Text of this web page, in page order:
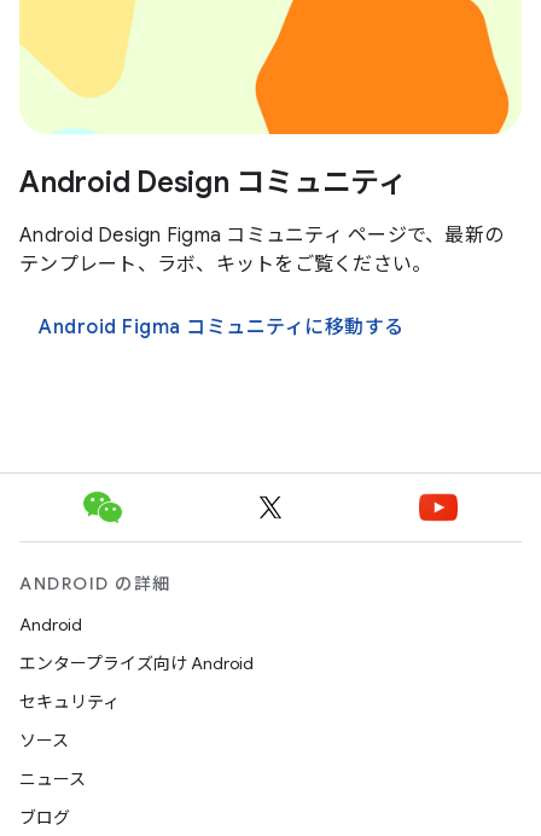
Android Design コミュニティ
Android Design Figma コミュニティ ページで、最新の
テンプレート、ラボ、キットをご覧ください。
Android Figma コミュニティに移動する
ANDROID の詳細
Android
エンタープライズ向け Android
セキュリティ
ソース
ニュース
ブログ